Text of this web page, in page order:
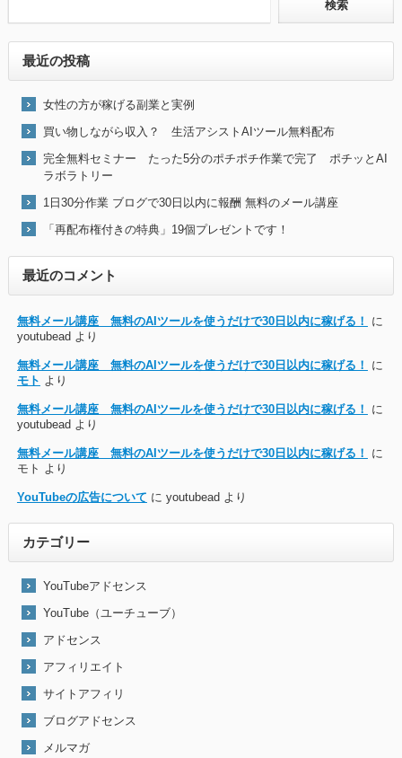
最近の投稿
女性の方が稼げる副業と実例
買い物しながら収入？ 生活アシストAIツール無料配布
完全無料セミナー たった5分のポチポチ作業で完了 ポチッとAI
ラボラトリー
1日30分作業 ブログで30日以内に報酬 無料のメール講座
「再配布権付きの特典」19個プレゼントです！
最近のコメント
無料メール講座 無料のAIツールを使うだけで30日以内に稼げる！
に
youtubead より
無料メール講座 無料のAIツールを使うだけで30日以内に稼げる！
に
モト より
無料メール講座 無料のAIツールを使うだけで30日以内に稼げる！
に
youtubead より
無料メール講座 無料のAIツールを使うだけで30日以内に稼げる！
に
モト より
YouTubeの広告について に youtubead より
カテゴリー
YouTubeアドセンス
YouTube（ユーチューブ）
アドセンス
アフィリエイト
サイトアフィリ
ブログアドセンス
メルマガ